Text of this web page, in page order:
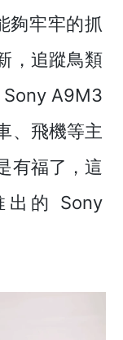
夠牢牢的抓
，追蹤鳥類
Sony A9M3
、飛機等主
有福了，這
出的 Sony